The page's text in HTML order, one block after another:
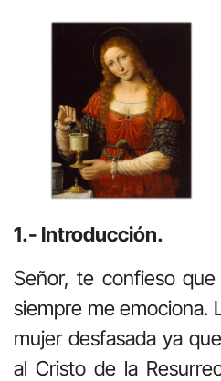
1.- Introducción.
Señor, te confieso
siempre me emociona.
mujer desfasada ya
al Cristo de la